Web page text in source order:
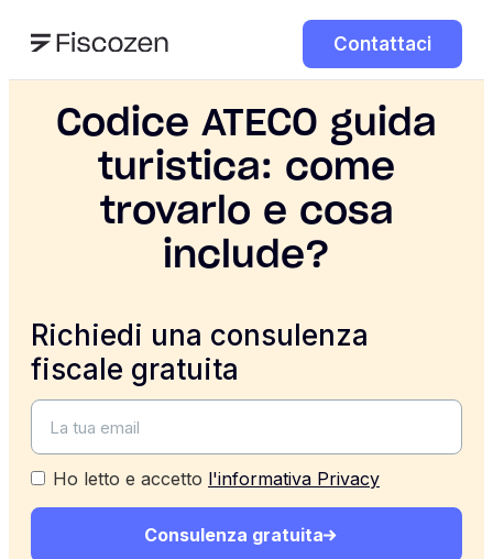
Contattaci
Codice ATECO guida
turistica: come
trovarlo e cosa
include?
Richiedi una consulenza
fiscale gratuita
Ho letto e accetto l'informativa Privacy
Consulenza gratuita